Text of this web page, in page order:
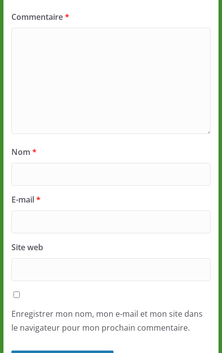
Commentaire*
Nom *
E-mail*
Site web
Enregistrer mon nom, mon e-mail et mon site dans
le navigateur pour mon prochain commentaire.